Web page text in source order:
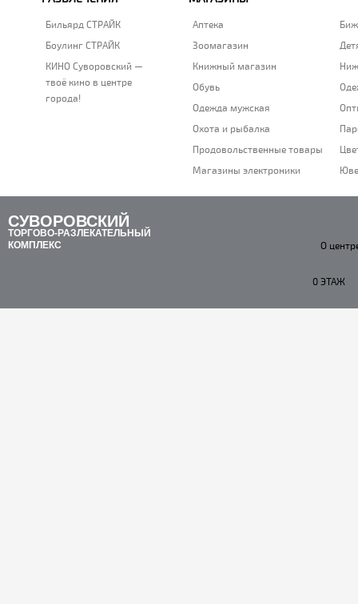
Бильярд СТРАЙК
Боулинг СТРАЙК
КИНО Суворовский —
твоё кино в центре
города!
Аптека
Зоомагазин
Книжный магазин
Обувь
Одежда мужская
Охота и рыбалка
Продовольственные товары
Магазины электроники
СУВОРОВСКИЙ
ТОРГОВО-РАЗЛЕКАТЕЛЬНЫЙ
КОМПЛЕКС
О
0 ЭТАЖ